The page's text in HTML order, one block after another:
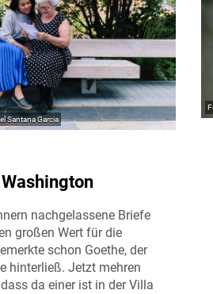
Santana Garcia
nachgelassene Briefe
großen Wert für die
schon Goethe, der
hinterließ. Jetzt mehren
da einer ist in der Villa